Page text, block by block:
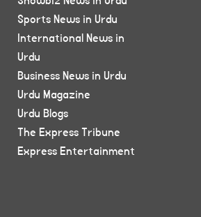
Sports News in Urdu
International News in
Urdu
Business News in Urdu
Urdu Magazine
Urdu Blogs
The Express Tribune
Express Entertainment